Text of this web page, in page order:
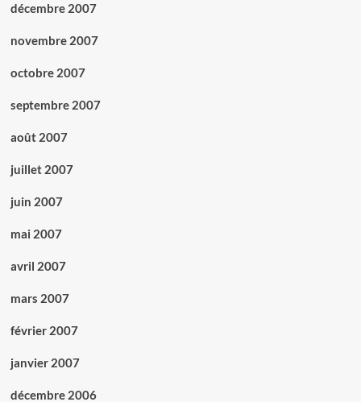
décembre 2007
novembre 2007
octobre 2007
septembre 2007
août 2007
juillet 2007
juin 2007
mai 2007
avril 2007
mars 2007
février 2007
janvier 2007
décembre 2006